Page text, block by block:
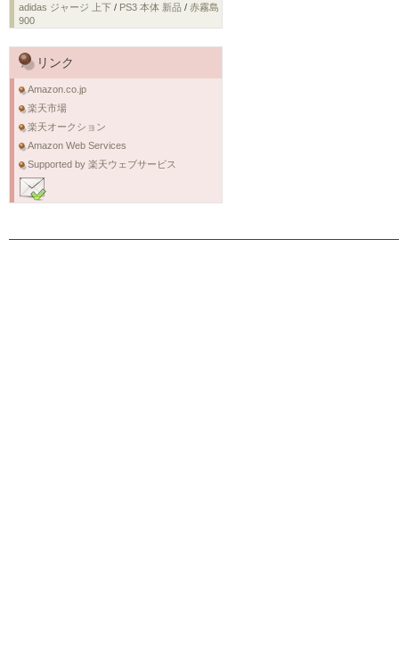
adidas ジャージ 上下 / PS3 本体 新品 / 赤霧島
900
リンク
Amazon.co.jp
楽天市場
楽天オークション
Amazon Web Services
Supported by 楽天ウェブサービス